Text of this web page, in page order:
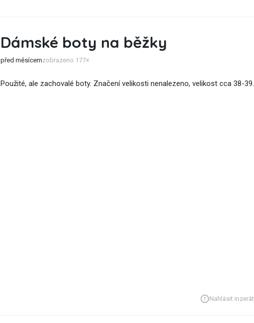
Dámské boty na běžky
před měsícemzobrazeno 177×
Použité, ale zachovalé boty. Značení velikosti nenalezeno, velikost cca 38-39.
Nahlásit inzerát